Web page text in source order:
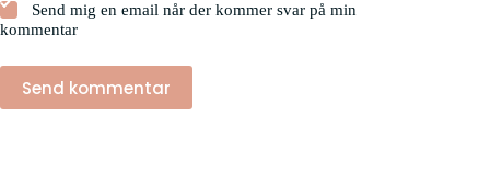
Send mig en email når der kommer svar på min
kommentar
Send kommentar